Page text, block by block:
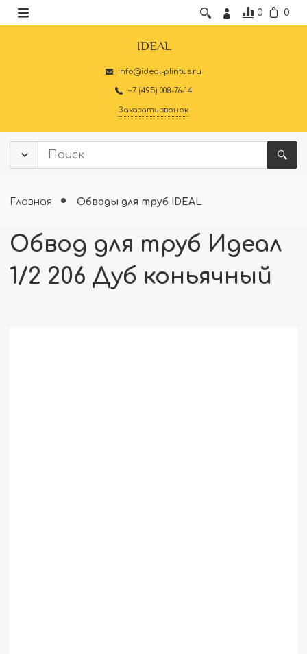
0 0
IDEAL
info@ideal-plintus.ru
+7 (495) 008-76-14
Заказать звонок
Главная Обводы для труб IDEAL
Обвод для труб Идеал
1/2 206 Дуб коньячный